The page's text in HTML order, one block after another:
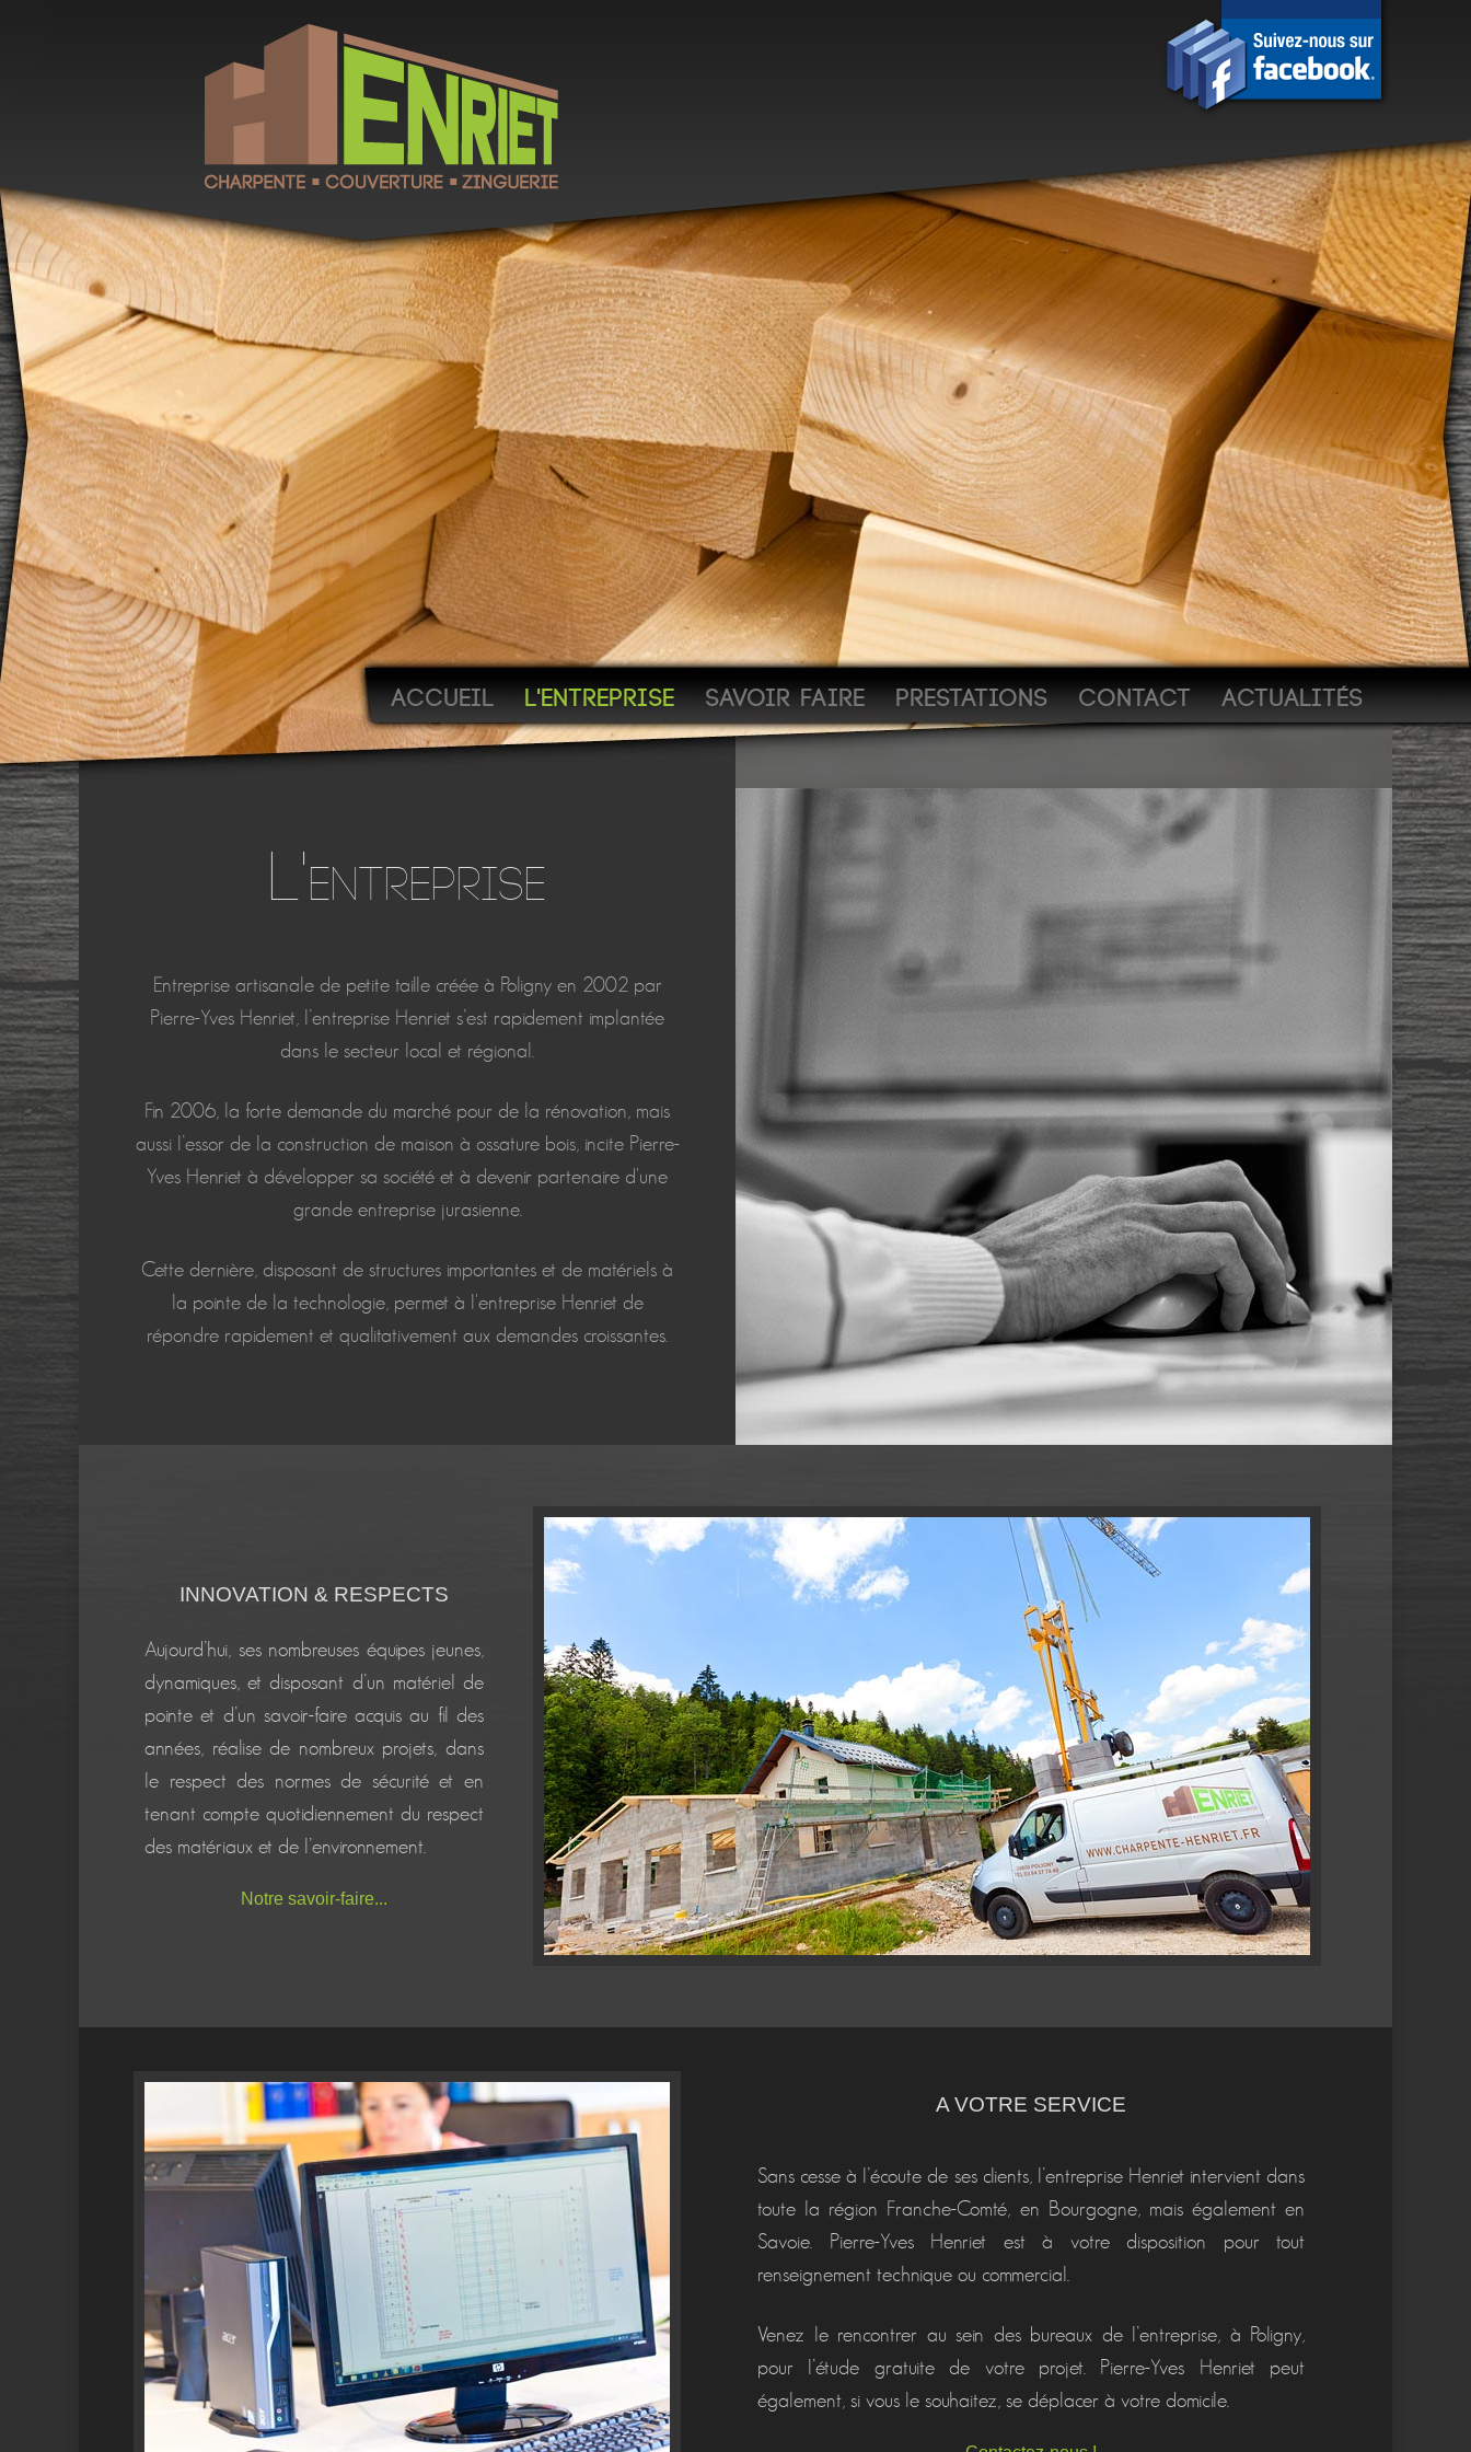
ACCUEIL L'ENTREPRISE SAVOIR FAIRE PRESTATIONS CONTACT ACTUALITÉS
L'ENTREPRISE
Entreprise artisanale de petite taille créée à Poligny en 2002 par
Pierre-Yves Henriet, l’entreprise Henriet s’est rapidement implantée
dans le secteur local et régional.
Fin 2006, la forte demande du marché pour de la rénovation, mais
aussi l’essor de la construction de maison à ossature bois, incite Pierre-
Yves Henriet à développer sa société et à devenir partenaire d'une
grande entreprise jurasienne.
Cette dernière, disposant de structures importantes et de matériels à
la pointe de la technologie, permet à l'entreprise Henriet de
répondre rapidement et qualitativement aux demandes croissantes.
INNOVATION & RESPECTS
Aujourd’hui, ses nombreuses équipes jeunes,
dynamiques, et disposant d’un matériel de
pointe et d’un savoir-faire acquis au fil des
années, réalise de nombreux projets, dans
le respect des normes de sécurité et en
tenant compte quotidiennement du respect
des matériaux et de l’environnement.
Notre savoir-faire...
A VOTRE SERVICE
Sans cesse à l’écoute de ses clients, l’entreprise Henriet intervient dans
toute la région Franche-Comté, en Bourgogne, mais également en
Savoie. Pierre-Yves Henriet est à votre disposition pour tout
renseignement technique ou commercial.
Venez le rencontrer au sein des bureaux de l’entreprise, à Poligny,
pour l’étude gratuite de votre projet. Pierre-Yves Henriet peut
également, si vous le souhaitez, se déplacer à votre domicile.